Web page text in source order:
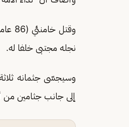
نجله مجتبى خلفا له.
وسيجسّى جثمانه
إلى جانب جثامين من